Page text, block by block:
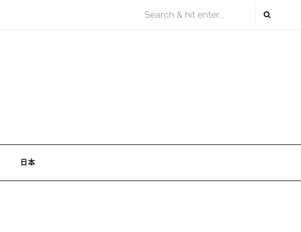
日本